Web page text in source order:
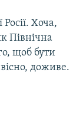
Хоча,
Північна
щоб бути
доживе.